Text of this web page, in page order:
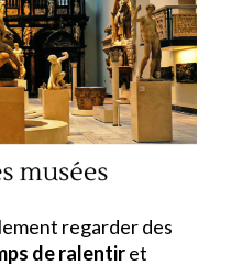
regarder des
de ralentiret